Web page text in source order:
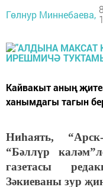
Гөлнур Миннебаева,
Кайвакыт аның
ханымдагы тагын
Ниһаять,
“Бәллүр
газетасы
Зәкиеваны зур